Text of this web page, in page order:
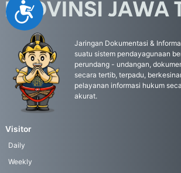
Accessibility
Jaringan Dokumentasi &
suatu sistem pendayagunaan
perundang - undangan,
secara tertib, terpadu,
pelayanan informasi hukum
akurat.
Visitor
Daily
Weekly